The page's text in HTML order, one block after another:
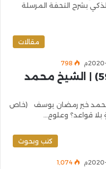
بشرح التحفة المرسلة
مقالات
798
كلمات في الطريق (592) | الشيخ محمد
(592) الشيخ محمد خير رمضان يوسف (خاص
قواعد؟ وعلومٍ…
كتب وبحوث
1٬074